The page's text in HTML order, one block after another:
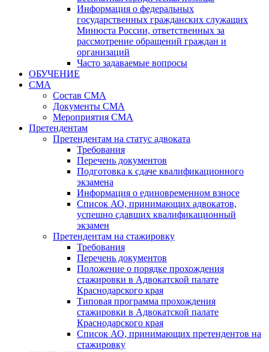
Информация о федеральных
государственных гражданских служащих
Минюста России, ответственных за
рассмотрение обращений граждан и
организаций
Часто задаваемые вопросы
ОБУЧЕНИЕ
СМА
Состав СМА
Документы СМА
Мероприятия СМА
Претендентам
Претендентам на статус адвоката
Требования
Перечень документов
Подготовка к сдаче квалификационного
экзамена
Информация о единовременном взносе
Список АО, принимающих адвокатов,
успешно сдавших квалификационный
экзамен
Претендентам на стажировку
Требования
Перечень документов
Положение о порядке прохождения
стажировки в Адвокатской палате
Краснодарского края
Типовая программа прохождения
стажировки в Адвокатской палате
Краснодарского края
Список АО, принимающих претендентов на
стажировку